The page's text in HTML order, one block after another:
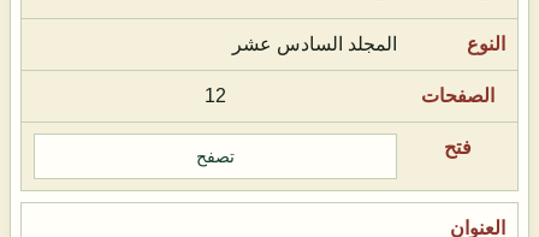
المجلد السادس عشر
12
تصفح